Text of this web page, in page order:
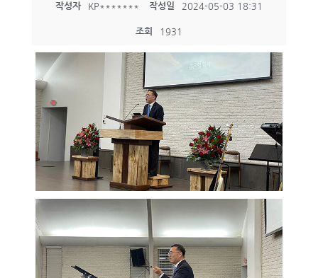
작성자 KP******* 작성일 2024-05-03 18:31
조회 1931